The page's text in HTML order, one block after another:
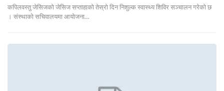
कपिलवस्तु जेसिजको जेसिज सप्ताहाको तेस्रो दिन निशुल्क स्वास्थ्य शिविर सञ्चालन गरेको छ
। संस्थाको सचिवालयमा आयोजना…